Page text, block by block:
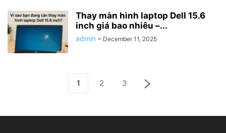
Thay màn hình laptop Dell 15.6
inch giá bao nhiêu –...
admin - December 11, 2025
1 2 3